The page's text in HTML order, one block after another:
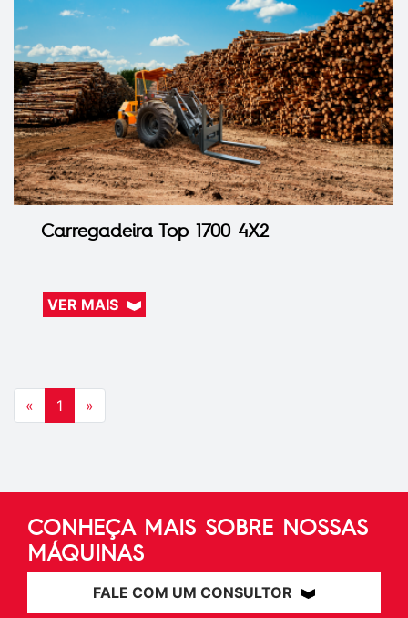
Carregadeira Top 1700 4X2
VER MAIS
« 1 »
CONHEÇA MAIS SOBRE NOSSAS
MÁQUINAS
FALE COM UM CONSULTOR